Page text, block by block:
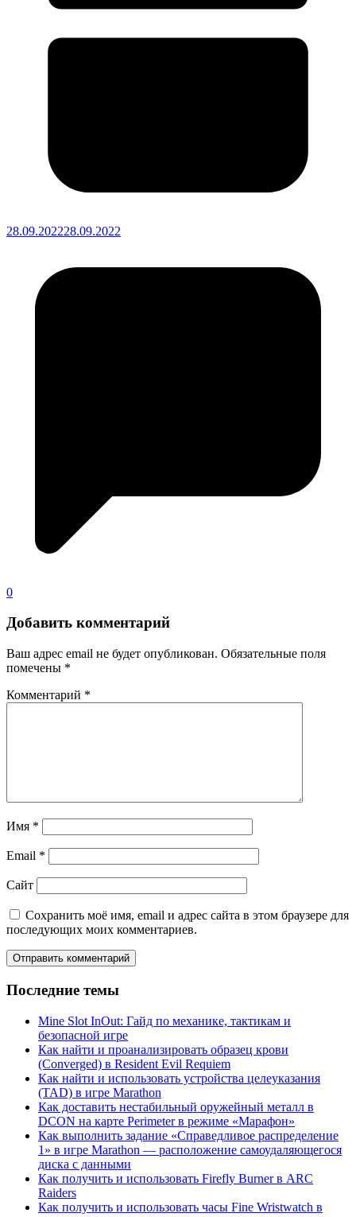
28.09.202228.09.2022
0
Добавить комментарий
Ваш адрес email не будет опубликован. Обязательные поля
помечены *
Комментарий *
Имя *
Email *
Сайт
Сохранить моё имя, email и адрес сайта в этом браузере для
последующих моих комментариев.
Последние темы
Mine Slot InOut: Гайд по механике, тактикам и
безопасной игре
Как найти и проанализировать образец крови
(Converged) в Resident Evil Requiem
Как найти и использовать устройства целеуказания
(TAD) в игре Marathon
Как доставить нестабильный оружейный металл в
DCON на карте Perimeter в режиме «Марафон»
Как выполнить задание «Справедливое распределение
1» в игре Marathon — расположение самоудаляющегося
диска с данными
Как получить и использовать Firefly Burner в ARC
Raiders
Как получить и использовать часы Fine Wristwatch в